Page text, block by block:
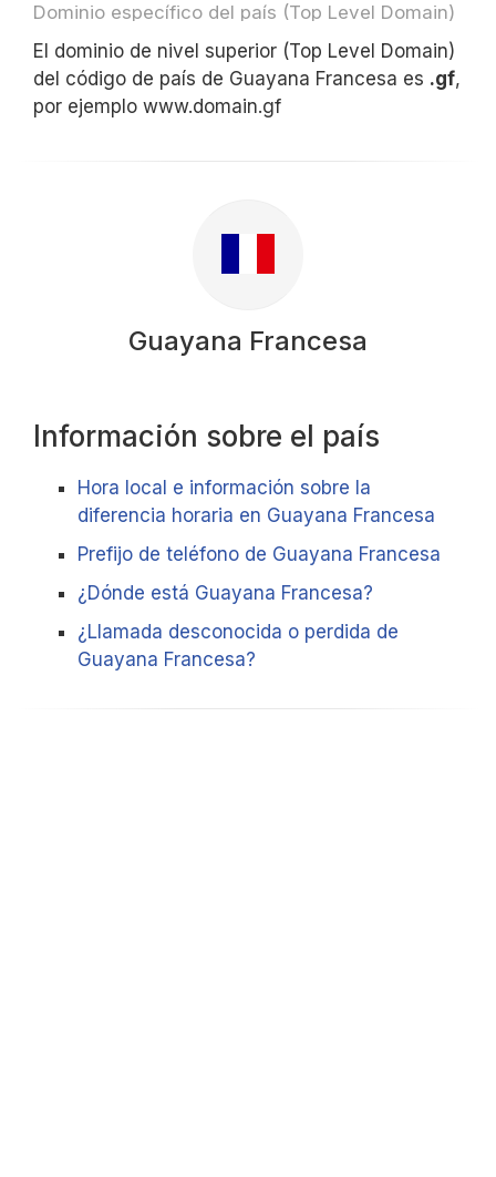
Dominio específico del país (Top Level Domain)
El dominio de nivel superior (Top Level Domain)
del código de país de Guayana Francesa es .gf,
por ejemplo www.domain.gf
Guayana Francesa
Información sobre el país
Hora local e información sobre la
diferencia horaria en Guayana Francesa
Prefijo de teléfono de Guayana Francesa
¿Dónde está Guayana Francesa?
¿Llamada desconocida o perdida de
Guayana Francesa?